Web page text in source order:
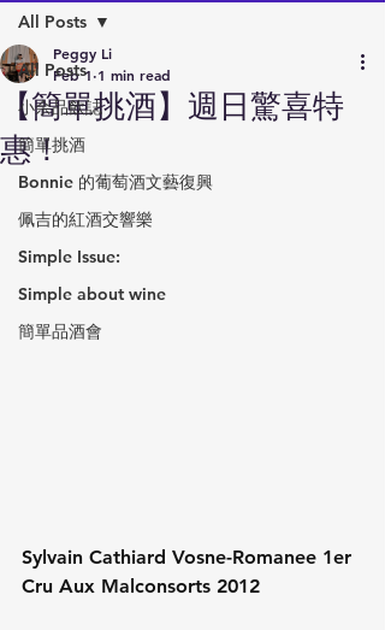
All Posts
小余品飲誌
簡單挑酒
Bonnie 的葡萄酒文藝復興
佩吉的紅酒交響樂
Simple Issue:
Simple about wine
簡單品酒會
All Posts
【簡單挑酒】週日驚喜特
惠！
Peggy Li
Feb 1 1 min read
Sylvain Cathiard Vosne-Romanee 1er
Cru Aux Malconsorts 2012